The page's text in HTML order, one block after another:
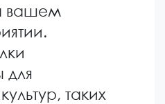
вашем
для
таких